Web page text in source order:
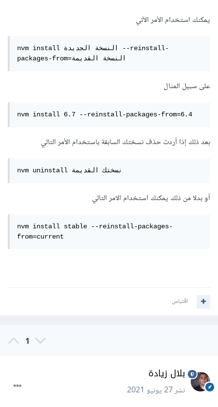
يمكنك استخدام الأمر الآتي
nvm install النسخة الجديدة --reinstall-
packages-from=النسخة القديمة
على سبيل المثال
nvm install 6.7 --reinstall-packages-from=6.4
بعد ذلك إذا أردت حذف نسختك السابقة باستخدام الأمر التالي
nvm uninstall نسختك القديمة
أو بدلا من ذلك يمكنك استخدام الامر التالي
nvm install stable --reinstall-packages-
from=current
اقتباس
1
بلال زيادة
نشر27 يونيو 2021